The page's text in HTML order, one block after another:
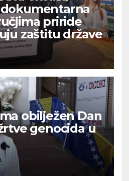
priride
zaštitu države
obilježen Dan
genocida u